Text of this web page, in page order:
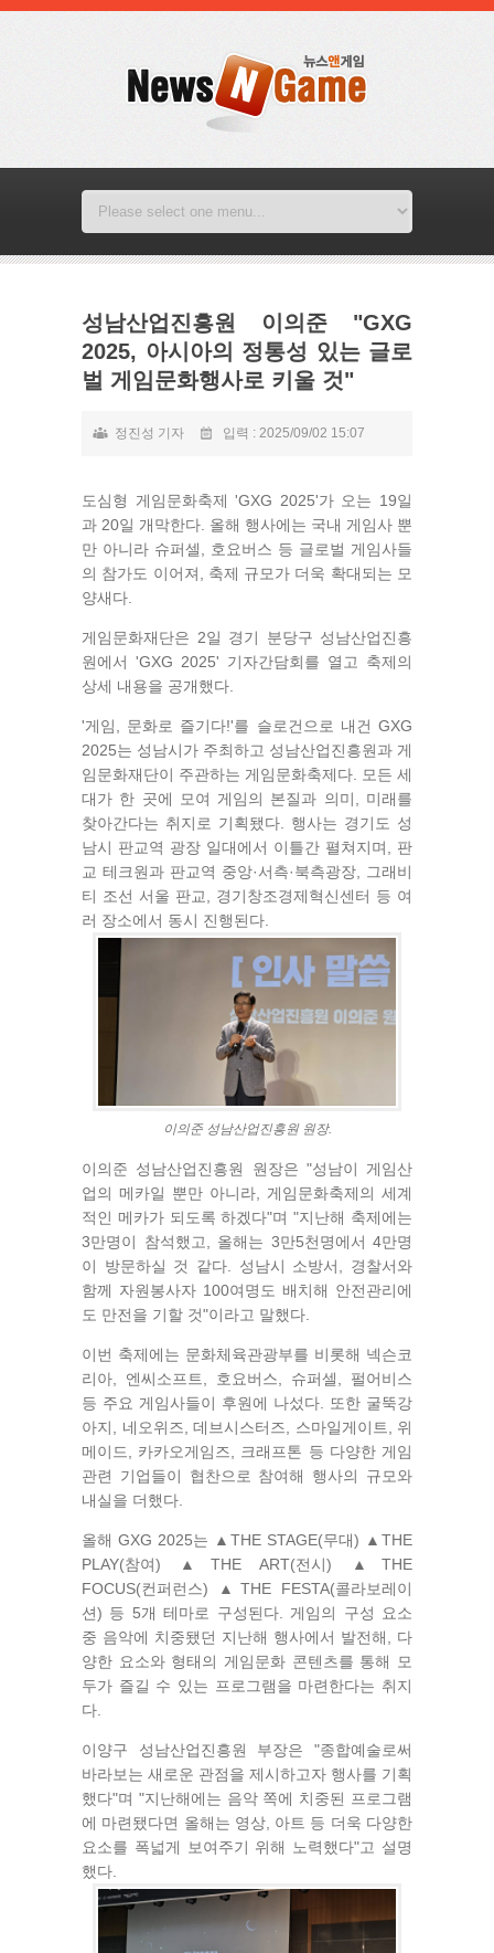
성남산업진흥원 이의준 "GXG
2025, 아시아의 정통성 있는 글로
벌 게임문화행사로 키울 것"
정진성 기자 입력 : 2025/09/02 15:07
도심형 게임문화축제 'GXG 2025'가 오는 19일
과 20일 개막한다. 올해 행사에는 국내 게임사 뿐
만 아니라 슈퍼셀, 호요버스 등 글로벌 게임사들
의 참가도 이어져, 축제 규모가 더욱 확대되는 모
양새다.
게임문화재단은 2일 경기 분당구 성남산업진흥
원에서 'GXG 2025' 기자간담회를 열고 축제의
상세 내용을 공개했다.
'게임, 문화로 즐기다!'를 슬로건으로 내건 GXG
2025는 성남시가 주최하고 성남산업진흥원과 게
임문화재단이 주관하는 게임문화축제다. 모든 세
대가 한 곳에 모여 게임의 본질과 의미, 미래를
찾아간다는 취지로 기획됐다. 행사는 경기도 성
남시 판교역 광장 일대에서 이틀간 펼쳐지며, 판
교 테크원과 판교역 중앙·서측·북측광장, 그래비
티 조선 서울 판교, 경기창조경제혁신센터 등 여
러 장소에서 동시 진행된다.
이의준 성남산업진흥원 원장.
이의준 성남산업진흥원 원장은 "성남이 게임산
업의 메카일 뿐만 아니라, 게임문화축제의 세계
적인 메카가 되도록 하겠다"며 "지난해 축제에는
3만명이 참석했고, 올해는 3만5천명에서 4만명
이 방문하실 것 같다. 성남시 소방서, 경찰서와
함께 자원봉사자 100여명도 배치해 안전관리에
도 만전을 기할 것"이라고 말했다.
이번 축제에는 문화체육관광부를 비롯해 넥슨코
리아, 엔씨소프트, 호요버스, 슈퍼셀, 펄어비스
등 주요 게임사들이 후원에 나섰다. 또한 굴뚝강
아지, 네오위즈, 데브시스터즈, 스마일게이트, 위
메이드, 카카오게임즈, 크래프톤 등 다양한 게임
관련 기업들이 협찬으로 참여해 행사의 규모와
내실을 더했다.
올해 GXG 2025는 ▲THE STAGE(무대) ▲THE
PLAY(참여) ▲THE ART(전시) ▲THE
FOCUS(컨퍼런스) ▲THE FESTA(콜라보레이
션) 등 5개 테마로 구성된다. 게임의 구성 요소
중 음악에 치중됐던 지난해 행사에서 발전해, 다
양한 요소와 형태의 게임문화 콘텐츠를 통해 모
두가 즐길 수 있는 프로그램을 마련한다는 취지
다.
이양구 성남산업진흥원 부장은 "종합예술로써
바라보는 새로운 관점을 제시하고자 행사를 기획
했다"며 "지난해에는 음악 쪽에 치중된 프로그램
에 마련됐다면 올해는 영상, 아트 등 더욱 다양한
요소를 폭넓게 보여주기 위해 노력했다"고 설명
했다.